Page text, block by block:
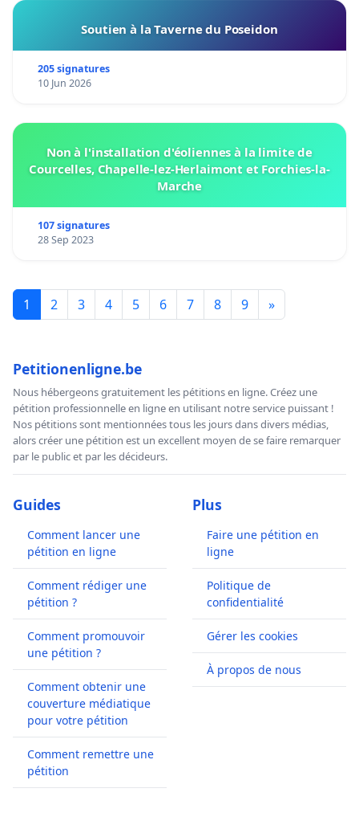
Soutien à la Taverne du Poseidon
205 signatures
10 Jun 2026
Non à l'installation d'éoliennes à la limite de
Courcelles, Chapelle-lez-Herlaimont et Forchies-la-
Marche
107 signatures
28 Sep 2023
1 2 3 4 5 6 7 8 9 »
Petitionenligne.be
Nous hébergeons gratuitement les pétitions en ligne. Créez une
pétition professionnelle en ligne en utilisant notre service puissant !
Nos pétitions sont mentionnées tous les jours dans divers médias,
alors créer une pétition est un excellent moyen de se faire remarquer
par le public et par les décideurs.
Guides
Comment lancer une
pétition en ligne
Comment rédiger une
pétition ?
Comment promouvoir
une pétition ?
Comment obtenir une
couverture médiatique
pour votre pétition
Comment remettre une
pétition
Plus
Faire une pétition en
ligne
Politique de
confidentialité
Gérer les cookies
À propos de nous